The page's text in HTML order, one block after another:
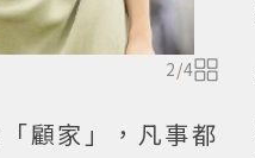
2/4
顧家」，凡事都